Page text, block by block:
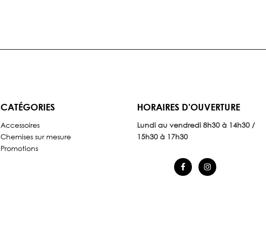
CATÉGORIES
Accessoires
Chemises sur mesure
Promotions
HORAIRES D'OUVERTURE
Lundi au vendredi 8h30 à 14h30 /
15h30 à 17h30